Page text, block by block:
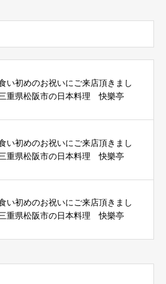
食い初めのお祝いにご来店頂きまし
重県松阪市の日本料理 快樂亭
食い初めのお祝いにご来店頂きまし
重県松阪市の日本料理 快樂亭
食い初めのお祝いにご来店頂きまし
重県松阪市の日本料理 快樂亭